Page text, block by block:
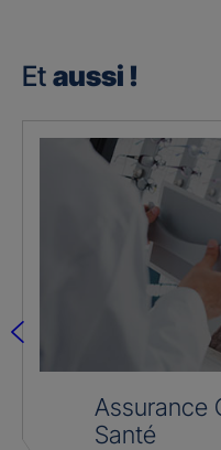
Et aussi !
Assurance
Santé